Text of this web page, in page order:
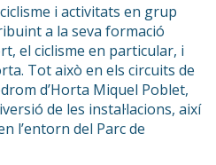
i activitats en grup
a la seva formació
el ciclisme en particular, i
Tot això en els circuits de
d’Horta Miquel Poblet,
de les instal·lacions, així
l’entorn del Parc de